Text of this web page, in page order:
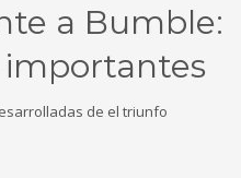
a Bumble:
importantes
de el triunfo